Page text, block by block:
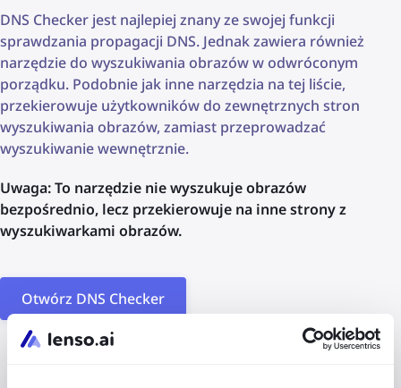
DNS Checker jest najlepiej znany ze swojej funkcji
sprawdzania propagacji DNS. Jednak zawiera również
narzędzie do wyszukiwania obrazów w odwróconym
porządku. Podobnie jak inne narzędzia na tej liście,
przekierowuje użytkowników do zewnętrznych stron
wyszukiwania obrazów, zamiast przeprowadzać
wyszukiwanie wewnętrznie.
Uwaga: To narzędzie nie wyszukuje obrazów
bezpośrednio, lecz przekierowuje na inne strony z
wyszukiwarkami obrazów.
Otwórz DNS Checker